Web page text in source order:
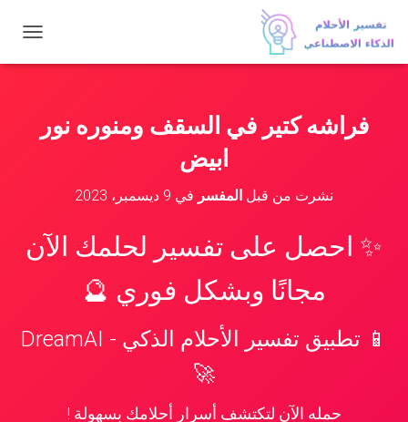
ب
فراشه كتير في السقف ومنوره نور
ابيض
نشرت من قبل المفسر في 9 ديسمبر، 2023
✨ احصل على تفسير لحلمك الآن
مجانًا وبشكل فوري 🔮
📱 تطبيق تفسير الأحلام الذكي - DreamAI
🚀
حمله الآن لتكتشف أسرار أحلامك بسهولة !